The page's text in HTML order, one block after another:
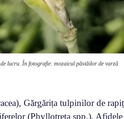
lucru. În fotografie: mozaicul păstăilor de varză
Gărgărița tulpinilor de
(Phyllotreta spp.),